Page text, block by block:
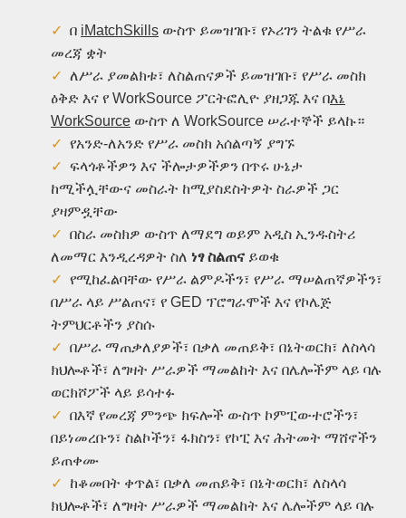
በ iMatchSkills ውስጥ ይመዝገቡ፣ የኦሪገን ትልቁ የሥራ
መረጃ ቋት
ለሥራ ያመልክቱ፣ ለስልጠናዎች ይመዝገቡ፣ የሥራ መስክ
ዕቅድ እና የ WorkSource ፖርትፎሊዮ ያዘጋጁ እና በእኔ
WorkSource ውስጥ ለ WorkSource ሠራተኞች ይላኩ።
የአንድ-ለአንድ የሥራ መስክ አሰልጣኝ ያግኙ
ፍላጎቶችዎን እና ችሎታዎችዎን በጥሩ ሁኔታ
ከሚችሏቸውና መስራት ከሚያስደስትዎት ስራዎች ጋር
ያዛምዷቸው
በስራ መስክዎ ውስጥ ለማደግ ወይም አዲስ ኢንዱስትሪ
ለመማር እንዲረዳዎት ስለ ነፃ ስልጠና ይወቁ
የሚከፈልባቸው የሥራ ልምዶችን፣ የሥራ ማሠልጠኛዎችን፣
በሥራ ላይ ሥልጠና፣ የ GED ፕሮግራሞች እና የኮሌጅ
ትምህርቶችን ያስሱ
በሥራ ማጠቃለያዎች፣ በቃለ መጠይቅ፣ በኔትወርክ፣ ለስላሳ
ክህሎቶች፣ ለግዛት ሥራዎች ማመልከት እና በሌሎችም ላይ ባሉ
ወርክሾፖች ላይ ይሳተፉ
በእኛ የመረጃ ምንጭ ክፍሎች ውስጥ ኮምፒውተሮችን፣
በይነመረቡን፣ ስልኮችን፣ ፋክስን፣ የኮፒ እና ሕትመት ማሸኖችን
ይጠቀሙ
ከቆመበት ቀጥል፣ በቃለ መጠይቅ፣ በኔትወርክ፣ ለስላሳ
ክህሎቶች፣ ለግዛት ሥራዎች ማመልከት እና ሌሎችም ላይ ባሉ